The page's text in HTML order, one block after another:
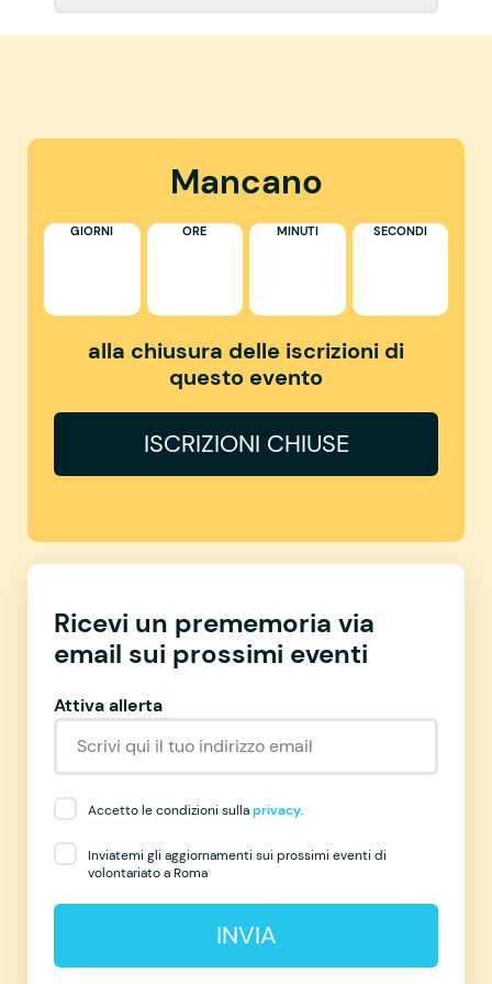
Mancano
GIORNI ORE MINUTI SECONDI
alla chiusura delle iscrizioni di
questo evento
ISCRIZIONI CHIUSE
Ricevi un prememoria via
email sui prossimi eventi
Attiva allerta
Accetto le condizioni sullaprivacy.
Inviatemi gli aggiornamenti sui prossimi eventi di
volontariato a Roma
INVIA